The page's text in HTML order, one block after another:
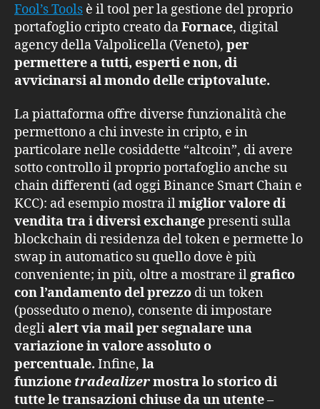
di
stupido”
Fool’s Tools è il tool per la gestione del proprio
portafoglio cripto creato daFornace, digital
agency della Valpolicella (Veneto), per
permettere a tutti, esperti e non, di
avvicinarsi al mondo delle criptovalute.
La piattaforma offre diverse funzionalità che
permettono a chi investe in cripto, e in
particolare nelle cosiddette “altcoin”, di avere
sotto controllo il proprio portafoglio anche su
chain differenti (ad oggi Binance Smart Chain e
KCC): ad esempio mostra ilmiglior valore di
vendita tra i diversi exchangepresenti sulla
blockchain di residenza del token e permette lo
swap in automatico su quello dove è più
conveniente; in più, oltre a mostrare ilgrafico
con l’andamento del prezzo di un token
(posseduto o meno), consente di impostare
deglialert via mail per segnalare una
variazione in valore assoluto o
percentuale. Infine, la
funzione tradealizermostra lo storico di
tutte le transazioni chiuse da un utente–